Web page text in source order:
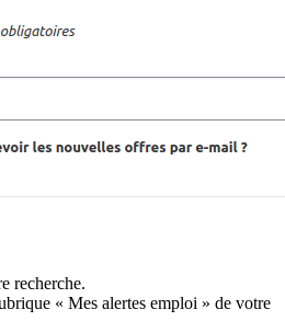
recherche.
« Mes alertes emploi » de votre